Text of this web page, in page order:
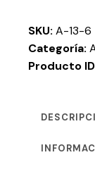
SKU: A-13-6
Categoría:
Producto